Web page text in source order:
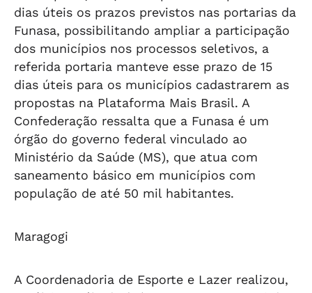
dias úteis os prazos previstos nas portarias da
Funasa, possibilitando ampliar a participação
dos municípios nos processos seletivos, a
referida portaria manteve esse prazo de 15
dias úteis para os municípios cadastrarem as
propostas na Plataforma Mais Brasil. A
Confederação ressalta que a Funasa é um
órgão do governo federal vinculado ao
Ministério da Saúde (MS), que atua com
saneamento básico em municípios com
população de até 50 mil habitantes.
Maragogi
A Coordenadoria de Esporte e Lazer realizou,